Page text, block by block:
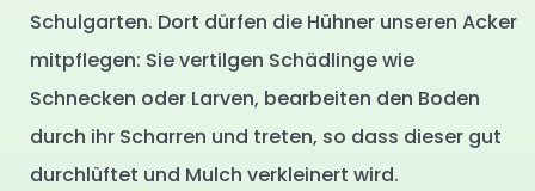
Schulgarten. Dort dürfen die Hühner unseren Acker
mitpflegen: Sie vertilgen Schädlinge wie
Schnecken oder Larven, bearbeiten den Boden
durch ihr Scharren und treten, so dass dieser gut
durchlüftet und Mulch verkleinert wird.